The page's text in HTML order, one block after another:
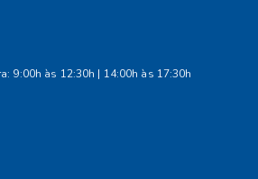
9:00h às 12:30h | 14:00h às 17:30h